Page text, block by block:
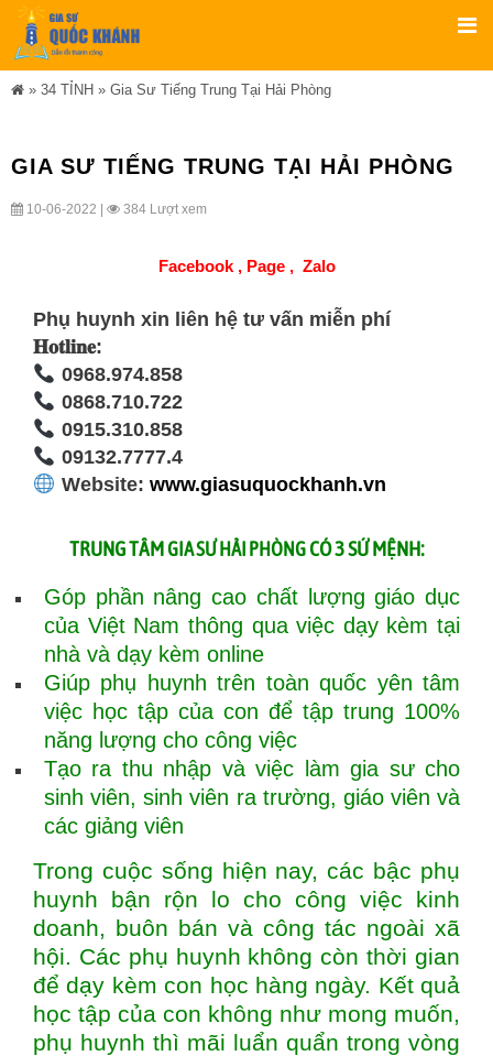
» 34 TỈNH » Gia Sư Tiếng Trung Tại Hải Phòng
GIA SƯ TIẾNG TRUNG TẠI HẢI PHÒNG
10-06-2022 | 384 Lượt xem
Facebook , Page, Zalo
Phụ huynh xin liên hệ tư vấn miễn phí
𝐇𝐨𝐭𝐥𝐢𝐧𝐞:
0968.974.858
0868.710.722
0915.310.858
09132.7777.4
Website: www.giasuquockhanh.vn
TRUNG TÂMGIA SƯ HẢI PHÒNGCÓ 3 SỨ MỆNH:
Góp phần nâng cao chất lượng giáo dục
của Việt Nam thông qua việc dạy kèm tại
nhà và dạy kèm online
Giúp phụ huynh trên toàn quốc yên tâm
việc học tập của con để tập trung 100%
năng lượng cho công việc
Tạo ra thu nhập và việc làm gia sư cho
sinh viên, sinh viên ra trường, giáo viên và
các giảng viên
Trong cuộc sống hiện nay, các bậc phụ
huynh bận rộn lo cho công việc kinh
doanh, buôn bán và công tác ngoài xã
hội. Các phụ huynh không còn thời gian
để dạy kèm con học hàng ngày. Kết quả
học tập của con không như mong muốn,
phụ huynh thì mãi luẩn quẩn trong vòng